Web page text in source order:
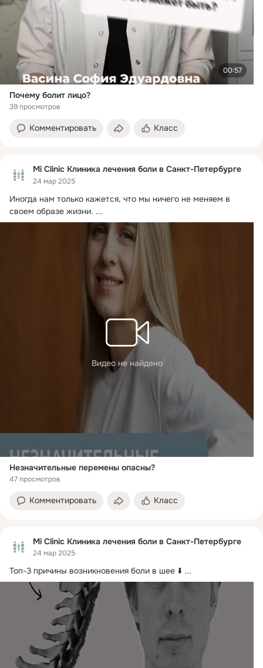
00:57
Почему болит лицо?
39 просмотров
Комментировать Класс
Mi Clinic Клиника лечения боли в Санкт-Петербурге
24 мар 2025
Иногда нам только кажется, что мы ничего не меняем в
своем образе жизни. ...
Видео не найдено
Незначительные перемены опасны?
47 просмотров
Комментировать Класс
Mi Clinic Клиника лечения боли в Санкт-Петербурге
24 мар 2025
Топ-3 причины возникновения боли в шее ⬇️ ...